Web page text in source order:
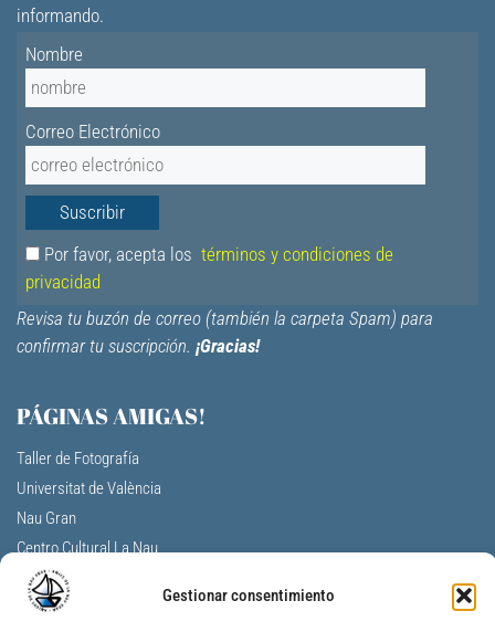
Gestionar consentimiento
informando.
Nombre
Correo Electrónico
Por favor, acepta los términos y condiciones de
privacidad
Revisa tu buzón de correo (también la carpeta Spam) para
confirmar tu suscripción. ¡Gracias!
PÁGINAS AMIGAS!
Taller de Fotografía
Universitat de València
Nau Gran
Centro Cultural La Nau
F.V. Aulas de la tercera edad
A. Profesores Jubilados Universitat V.